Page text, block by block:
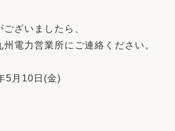
ざいましたら、
電力営業所にご連絡ください。
5月10日(金)